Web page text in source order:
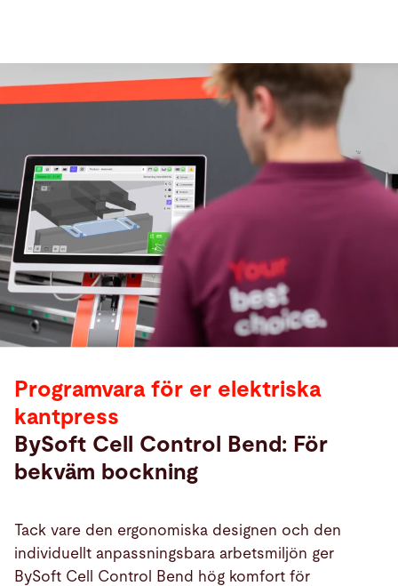
Programvara för er elektriska
kantpress
BySoft Cell Control Bend: För
bekväm bockning
Tack vare den ergonomiska designen och den
individuellt anpassningsbara arbetsmiljön ger
BySoft Cell Control Bend hög komfort för